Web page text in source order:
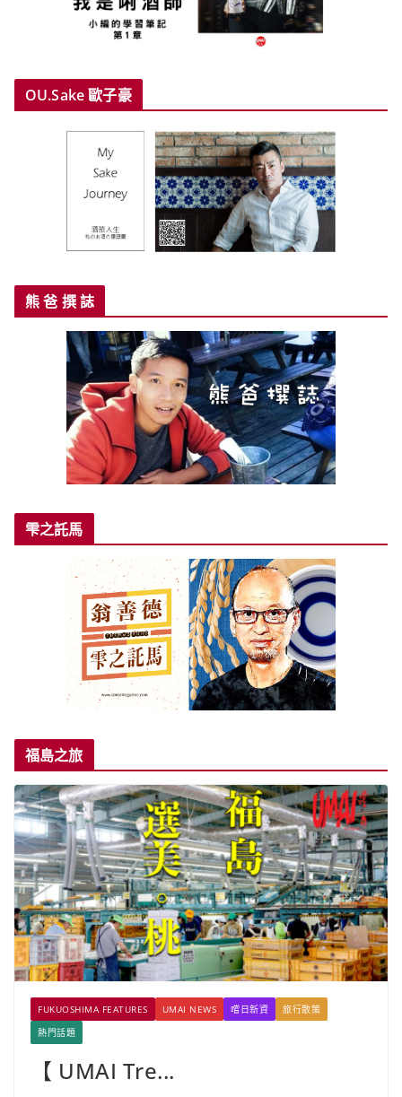
OU.Sake 歐子豪
熊 爸 撰 誌
雫之託馬
福島之旅
FUKUOSHIMA FEATURES UMAI NEWS 嚐日新資
旅行散策
熱門話題
【 UMAI Tre...